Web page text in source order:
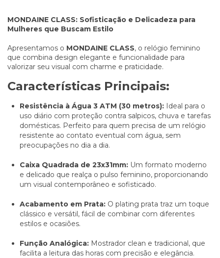
MONDAINE CLASS: Sofisticação e Delicadeza para
Mulheres que Buscam Estilo
Apresentamos o MONDAINE CLASS, o relógio feminino
que combina design elegante e funcionalidade para
valorizar seu visual com charme e praticidade.
Características Principais:
Resistência à Água 3 ATM (30 metros): Ideal para o
uso diário com proteção contra salpicos, chuva e tarefas
domésticas. Perfeito para quem precisa de um relógio
resistente ao contato eventual com água, sem
preocupações no dia a dia.
Caixa Quadrada de 23x31mm: Um formato moderno
e delicado que realça o pulso feminino, proporcionando
um visual contemporâneo e sofisticado.
Acabamento em Prata: O plating prata traz um toque
clássico e versátil, fácil de combinar com diferentes
estilos e ocasiões.
Função Analógica: Mostrador clean e tradicional, que
facilita a leitura das horas com precisão e elegância.